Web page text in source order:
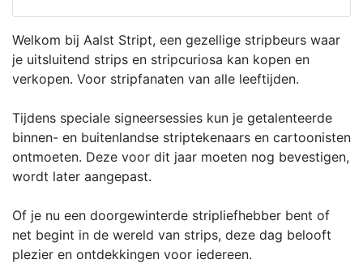
Welkom bij Aalst Stript, een gezellige stripbeurs waar
je uitsluitend strips en stripcuriosa kan kopen en
verkopen. Voor stripfanaten van alle leeftijden.
Tijdens speciale signeersessies kun je getalenteerde
binnen- en buitenlandse striptekenaars en cartoonisten
ontmoeten. Deze voor dit jaar moeten nog bevestigen,
wordt later aangepast.
Of je nu een doorgewinterde stripliefhebber bent of
net begint in de wereld van strips, deze dag belooft
plezier en ontdekkingen voor iedereen.